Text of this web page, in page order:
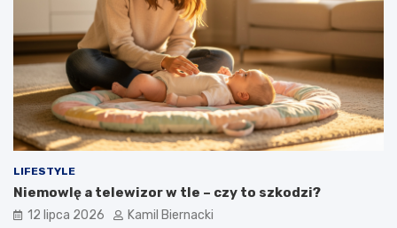
LIFESTYLE
Niemowlę a telewizor w tle – czy to szkodzi?
12 lipca 2026 Kamil Biernacki